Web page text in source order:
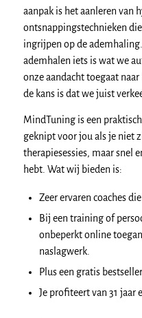
aanpak is het aanleren van
ontsnappingstechnieken
ingrijpen op de
ademhalen iets is wat we
onze aandacht toegaat
de kans is dat we juist
MindTuning is een
geknipt voor jou als je niet
therapiesessies, maar snel
hebt. Wat wij bieden is:
Zeer ervaren coaches
Bij een training of
onbeperkt online
naslagwerk.
Plus een gratis
Je profiteert van 31 jaar